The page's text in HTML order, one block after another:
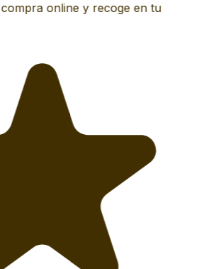
compra online y recoge en tu